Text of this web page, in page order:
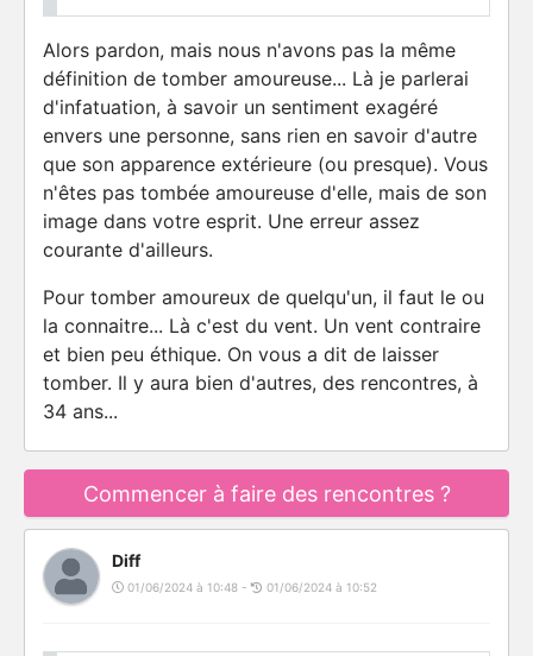
Alors pardon, mais nous n'avons pas la même
définition de tomber amoureuse... Là je parlerai
d'infatuation, à savoir un sentiment exagéré
envers une personne, sans rien en savoir d'autre
que son apparence extérieure (ou presque). Vous
n'êtes pas tombée amoureuse d'elle, mais de son
image dans votre esprit. Une erreur assez
courante d'ailleurs.
Pour tomber amoureux de quelqu'un, il faut le ou
la connaitre... Là c'est du vent. Un vent contraire
et bien peu éthique. On vous a dit de laisser
tomber. Il y aura bien d'autres, des rencontres, à
34 ans...
Commencer à faire des rencontres ?
Diff
01/06/2024 à 10:48 - 01/06/2024 à 10:52